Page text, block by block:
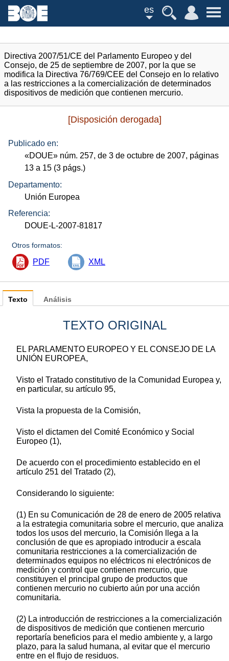
es
Directiva 2007/51/CE del Parlamento Europeo y del
Consejo, de 25 de septiembre de 2007, por la que se
modifica la Directiva 76/769/CEE del Consejo en lo relativo
a las restricciones a la comercialización de determinados
dispositivos de medición que contienen mercurio.
[Disposición derogada]
Publicado en:
«DOUE» núm. 257, de 3 de octubre de 2007, páginas
13 a 15 (3 págs.)
Departamento:
Unión Europea
Referencia:
DOUE-L-2007-81817
Otros formatos:
PDF XML
Texto
TEXTO ORIGINAL
EL PARLAMENTO EUROPEO Y EL CONSEJO DE LA
UNIÓN EUROPEA,
Visto el Tratado constitutivo de la Comunidad Europea y,
en particular, su artículo 95,
Vista la propuesta de la Comisión,
Visto el dictamen del Comité Económico y Social
Europeo (1),
De acuerdo con el procedimiento establecido en el
artículo 251 del Tratado (2),
Considerando lo siguiente:
(1) En su Comunicación de 28 de enero de 2005 relativa
a la estrategia comunitaria sobre el mercurio, que analiza
todos los usos del mercurio, la Comisión llega a la
conclusión de que es apropiado introducir a escala
comunitaria restricciones a la comercialización de
determinados equipos no eléctricos ni electrónicos de
medición y control que contienen mercurio, que
constituyen el principal grupo de productos que
contienen mercurio no cubierto aún por una acción
comunitaria.
(2) La introducción de restricciones a la comercialización
de dispositivos de medición que contienen mercurio
reportaría beneficios para el medio ambiente y, a largo
plazo, para la salud humana, al evitar que el mercurio
entre en el flujo de residuos.
Análisis